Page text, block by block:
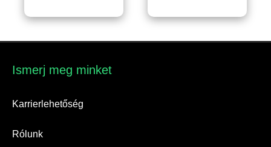
Ismerj meg minket​
Karrierlehetőség
Rólunk